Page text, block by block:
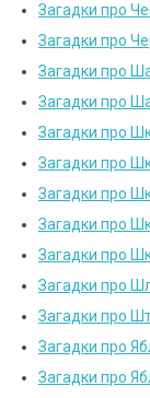
Загадки про
Загадки про
Загадки про
Загадки про
Загадки про
Загадки про
Загадки про
Загадки про
Загадки про
Загадки про
Загадки про
Загадки про
Загадки про